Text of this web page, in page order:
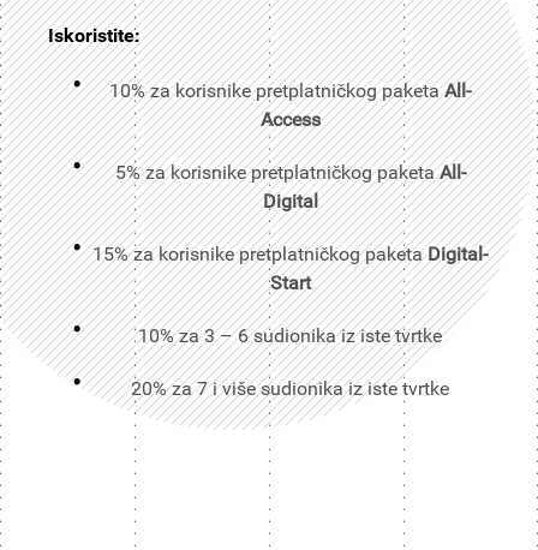
Iskoristite:
10% za korisnike pretplatničkog paketaAll-
Access
5% za korisnike pretplatničkog paketaAll-
Digital
15% za korisnike pretplatničkog paketaDigital-
Start
10% za 3 – 6 sudionika iz iste tvrtke
20% za 7 i više sudionika iz iste tvrtke